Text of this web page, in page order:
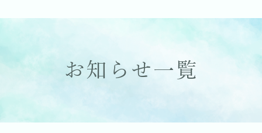
お知らせ一覧